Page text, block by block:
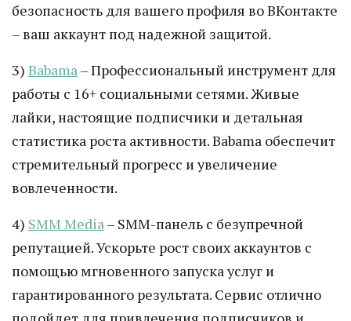
безопасность для вашего профиля во ВКонтакте
– ваш аккаунт под надежной защитой.
3) Babama– Профессиональный инструмент для
работы с 16+ социальными сетями. Живые
лайки, настоящие подписчики и детальная
статистика роста активности. Babama обеспечит
стремительный прогресс и увеличение
вовлеченности.
4) SMM Media– SMM-панель с безупречной
репутацией. Ускорьте рост своих аккаунтов с
помощью мгновенного запуска услуг и
гарантированного результата. Сервис отлично